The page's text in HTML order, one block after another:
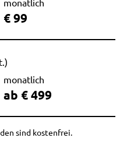
monatlich
€ 99
monatlich
ab € 499
sind kostenfrei.